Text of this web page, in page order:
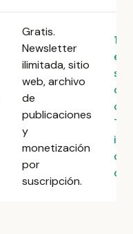
Gratis.
Newsletter
ilimitada, sitio
web, archivo
de
publicaciones
y
monetización
por
suscripción.
sin
de
día